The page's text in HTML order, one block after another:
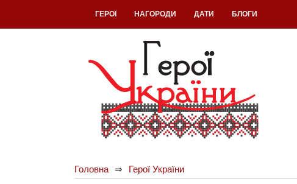
ГЕРОЇ НАГОРОДИ ДАТИ БЛОГИ
Головна Герої України